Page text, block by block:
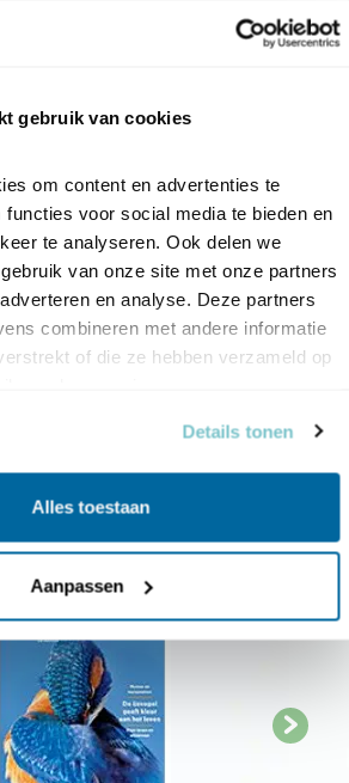
gebruik van cookies
om content en advertenties te
functies voor social media te bieden en
te analyseren. Ook delen we
van onze site met onze partners
en analyse. Deze partners
combineren met andere informatie
of die ze hebben verzameld op
Details tonen
Alles toestaan
Aanpassen
blijven?
nieuws, inspiratie, acties en tips
van Vogelbescherming.